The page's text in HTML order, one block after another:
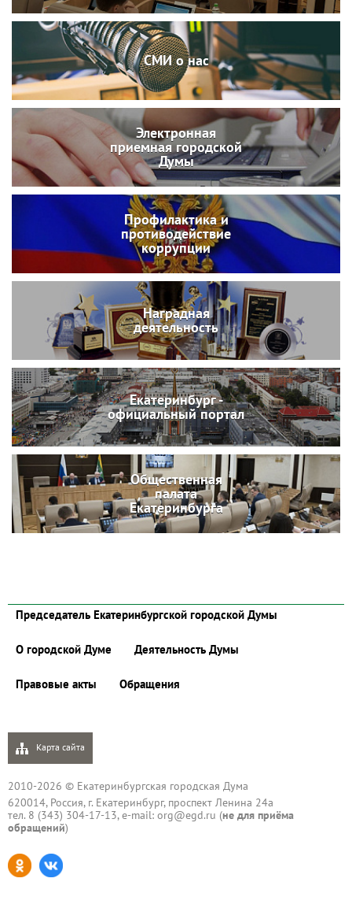
СМИ о нас
Электронная
приемная городской
Думы
Профилактика и
противодействие
коррупции
Наградная
деятельность
Екатеринбург -
официальный портал
Общественная
палата
Екатеринбурга
Председатель Екатеринбургской городской Думы
О городской Думе Деятельность Думы
Правовые акты Обращения
Карта сайта
2010-2026 © Екатеринбургская городская Дума
620014, Россия, г. Екатеринбург, проспект Ленина 24а
тел. 8 (343) 304-17-13, e-mail: org@egd.ru (не для приёма
обращений)